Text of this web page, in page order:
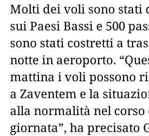
Molti dei voli sono stati
sui Paesi Bassi e 500
sono stati costretti a
notte in aeroporto.
mattina i voli possono
a Zaventem e la
alla normalità nel corso
giornata”, ha precisato